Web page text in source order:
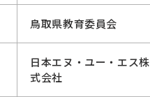
鳥取県教育委員会
日本エヌ・ユー・エス株
式会社